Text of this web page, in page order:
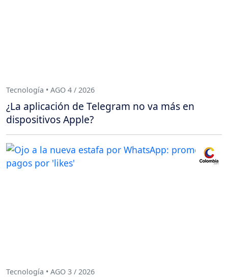
Tecnología • AGO 4 / 2026
¿La aplicación de Telegram no va más en
dispositivos Apple?
Tecnología • AGO 3 / 2026